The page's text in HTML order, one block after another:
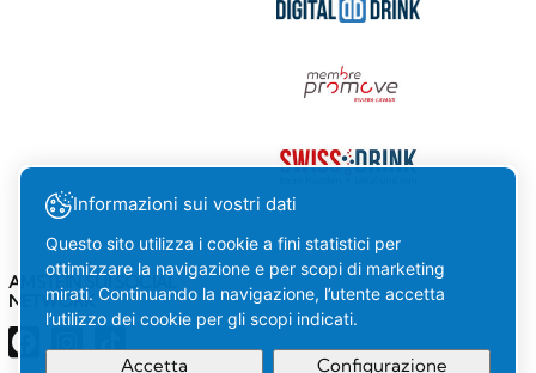
AMSTEIN SUI SOCIAL
NETWORK
Informazioni sui vostri dati
Questo sito utilizza i cookie a fini statistici per
ottimizzare la navigazione e per scopi di marketing
mirati. Continuando la navigazione, l’utente accetta
l’utilizzo dei cookie per gli scopi indicati.
Accetta Configurazione